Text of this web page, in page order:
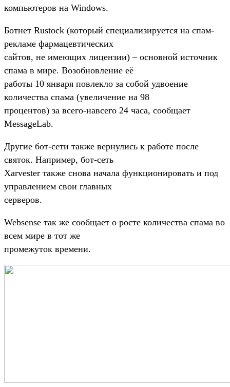
компьютеров на Windows.
Ботнет Rustock (который специализируется на спам-
рекламе фармацевтических
сайтов, не имеющих лицензии) – основной источник
спама в мире. Возобновление её
работы 10 января повлекло за собой удвоение
количества спама (увеличение на 98
процентов) за всего-навсего 24 часа, сообщает
MessageLab.
Другие бот-сети также вернулись к работе после
святок. Например, бот-сеть
Xarvester также снова начала функционировать и под
управлением свои главных
серверов.
Websense так же сообщает о росте количества спама во
всем мире в тот же
промежуток времени.